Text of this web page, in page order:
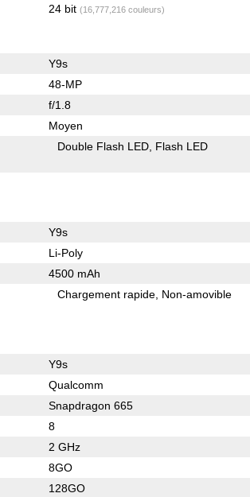
24 bit (16,777,216 couleurs)
Y9s
48-MP
f/1.8
Moyen
Double Flash LED Flash LED
Y9s
Li-Poly
4500 mAh
Chargement rapide Non-amovible
Y9s
Qualcomm
Snapdragon 665
8
2 GHz
8GO
128GO